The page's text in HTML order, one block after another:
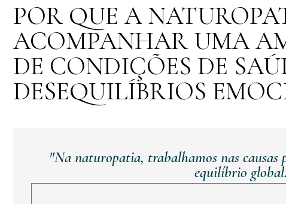
POR QUE A
ACOMPANHAR UMA
DE CONDIÇÕES DE
DESEQUILÍBRIOS
"Na naturopatia, trabalhamos nas causas
equilíbrio